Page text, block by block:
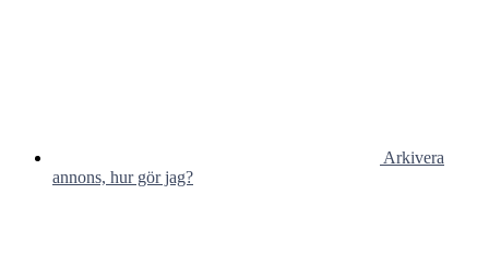
Arkivera
annons, hur gör jag?